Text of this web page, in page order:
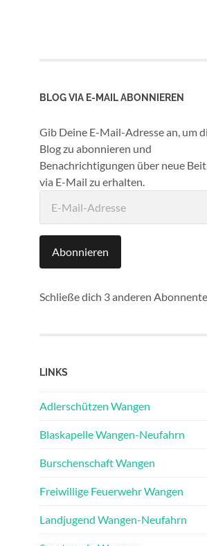
BLOG VIA E-MAIL ABONNIEREN
Gib Deine E-Mail-Adresse an, um
Blog zu abonnieren und
Benachrichtigungen über neue
via E-Mail zu erhalten.
Mail-
Abonnieren
Schließe dich 3 anderen
LINKS
Adlerschützen Wangen
Blaskapelle Wangen-Neufahrn
Burschenschaft Wangen
Freiwillige Feuerwehr Wangen
Landjugend Wangen-Neufahrn